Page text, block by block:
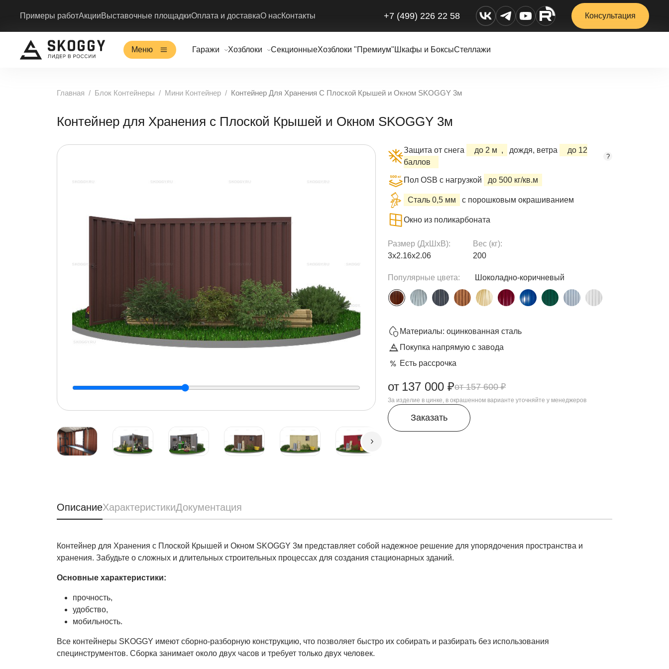
Примеры работАкцииВыставочные площадкиОплата и доставкаО насКонтакты +7 (499) 226 22 58 Консультация
Меню Гаражи Хозблоки СекционныеХозблоки "Премиум" Шкафы и БоксыСтеллажи
Главная Блок Контейнеры Мини Контейнер Контейнер Для Хранения С Плоской Крышей и Окном SKOGGY 3м
Контейнер для Хранения с Плоской Крышей и Окном SKOGGY 3м
Защита от снега до 2 м , дождя, ветра
до 12
баллов
?
Пол OSB с нагрузкой до 500 кг/кв.м
Сталь 0,5 мм с порошковым окрашиванием
Окно из поликарбоната
Размер (ДxШxВ):
3х2.16х2.06
Вес (кг):
200
Популярные цвета: Шоколадно-коричневый
Материалы: оцинкованная сталь
Покупка напрямую с завода
Есть рассрочка
157 600 ₽
от 137 000 ₽
За изделие в цинке, в окрашенном варианте уточняйте у менеджеров
Заказать
ОписаниеХарактеристикиДокументация
Контейнер для Хранения с Плоской Крышей и Окном SKOGGY 3м представляет собой надежное решение для упорядочения пространства и
хранения. Забудьте о сложных и длительных строительных процессах для создания стационарных зданий.
Основные характеристики:
прочность,
удобство,
мобильность.
Все контейнеры SKOGGY имеют сборно-разборную конструкцию, что позволяет быстро их собирать и разбирать без использования
специнструментов. Сборка занимает около двух часов и требует только двух человек.